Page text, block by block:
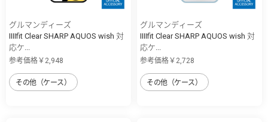
グルマンディーズ
IIIIfit Clear SHARP AQUOS wish 対
応ケ...
参考価格￥2,948
その他（ケース）
グルマンディーズ
IIIIfit Clear SHARP AQUOS wish 対
応ケ...
参考価格￥2,728
その他（ケース）